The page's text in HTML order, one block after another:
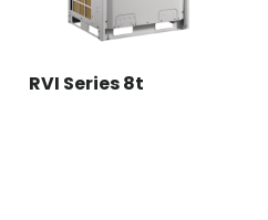
RVI Series 8t